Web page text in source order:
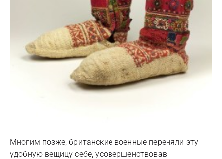
Многим позже, британские военные переняли эту
удобную вещицу себе, усовершенствовав